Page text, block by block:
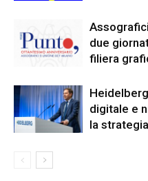
due
filiera
digitale e
la